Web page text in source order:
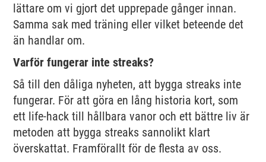
lättare om vi gjort det upprepade gånger innan.
Samma sak med träning eller vilket beteende det
än handlar om.
Varför fungerar inte streaks?
Så till den dåliga nyheten, att bygga streaks inte
fungerar. För att göra en lång historia kort, som
ett life-hack till hållbara vanor och ett bättre liv är
metoden att bygga streaks sannolikt klart
överskattat. Framförallt för de flesta av oss.